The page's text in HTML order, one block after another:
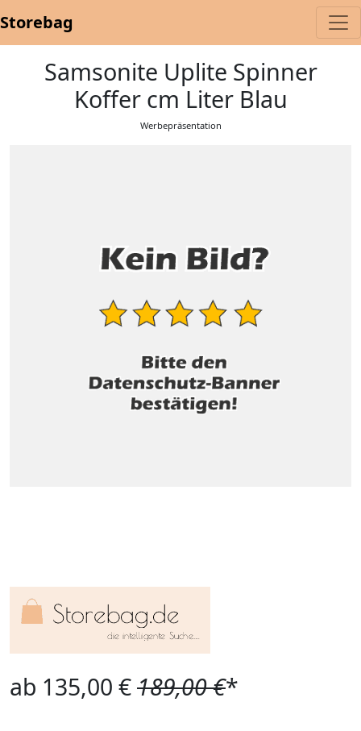
Storebag
Samsonite Uplite Spinner
Koffer cm Liter Blau
Werbepräsentation
ab 135,00 €189,00 €*